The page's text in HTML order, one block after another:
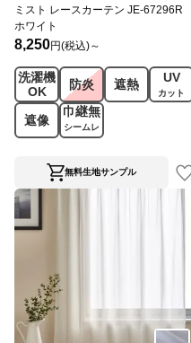
ミスト レースカーテン JE-67296R
ホワイト
8,250円(税込)～
洗濯機
OK
防炎 遮熱 UV
カット
遮像
巾継無
シームレ
ス
無料生地サンプル